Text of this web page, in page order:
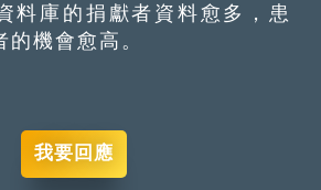
料庫的捐獻者資料愈多，患
機會愈高。
我要回應